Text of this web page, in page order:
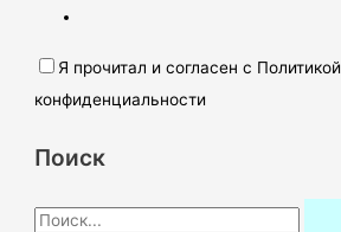
Я прочитал и согласен с Политикой
конфиденциальности
Поиск
П